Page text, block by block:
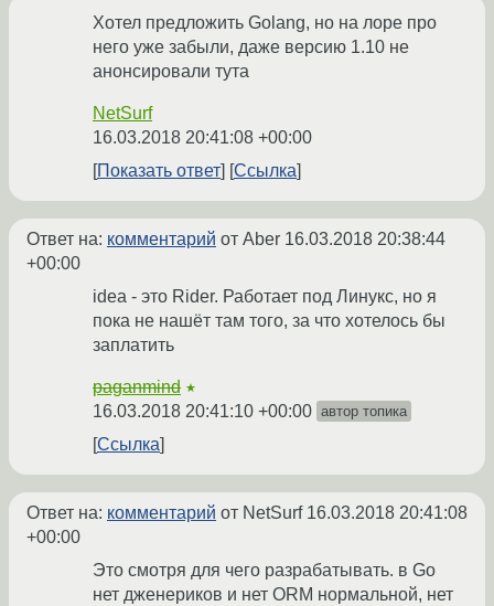
Хотел предложить Golang, но на лоре про
него уже забыли, даже версию 1.10 не
анонсировали тута
NetSurf
16.03.2018 20:41:08 +00:00
Показать ответ
Ссылка
Ответ на: комментарий от Aber 16.03.2018 20:38:44
+00:00
idea - это Rider. Работает под Линукс, но я
пока не нашёт там того, за что хотелось бы
заплатить
paganmind ★
16.03.2018 20:41:10 +00:00 автор топика
Ссылка
Ответ на: комментарий от NetSurf 16.03.2018 20:41:08
+00:00
Это смотря для чего разрабатывать. в Go
нет дженериков и нет ORM нормальной, нет